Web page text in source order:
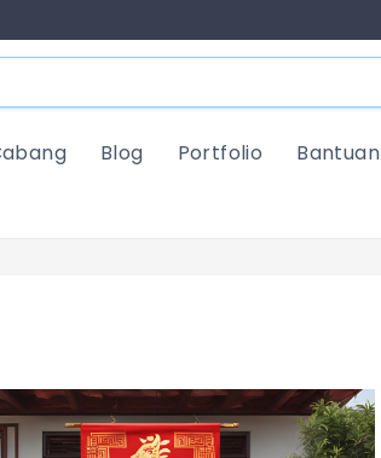
Blog Portfolio
Bantuan